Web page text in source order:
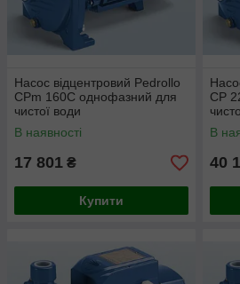
Насос відцентровий Pedrollo
CPm 160C однофазний для
чистої води
В наявності
17 801 ₴
Купити
CP
В
40